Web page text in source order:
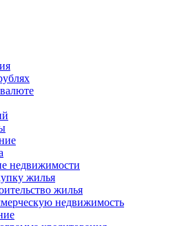
недвижимости
жилья
жилья
недвижимость